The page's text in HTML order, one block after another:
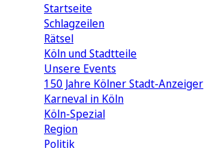
Startseite
Schlagzeilen
Rätsel
Köln und Stadtteile
Unsere Events
150 Jahre Kölner Stadt-Anzeiger
Karneval in Köln
Köln-Spezial
Region
Politik